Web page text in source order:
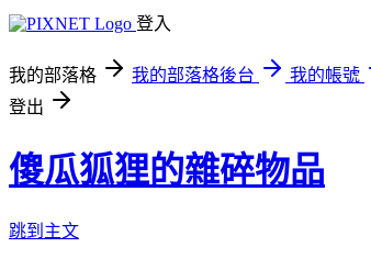
登入
我的部落格 我的部落格後台
我的帳號
登出
傻瓜狐狸的雜碎物品
跳到主文